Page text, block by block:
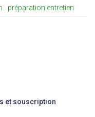
préparation entretien
et souscription